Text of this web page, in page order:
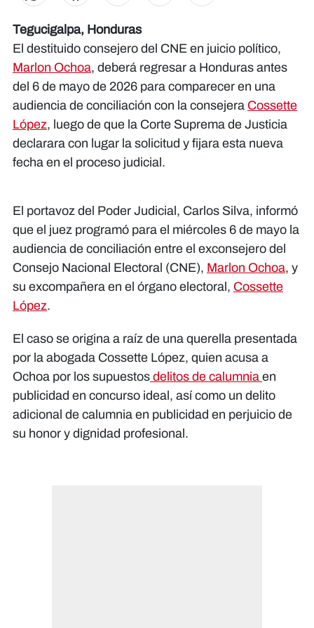
Tegucigalpa, Honduras
El destituido consejero del CNE en juicio político,
Marlon Ochoa, deberá regresar a Honduras antes
del 6 de mayo de 2026 para comparecer en una
audiencia de conciliación con la consejera Cossette
López, luego de que la Corte Suprema de Justicia
declarara con lugar la solicitud y fijara esta nueva
fecha en el proceso judicial.
El portavoz del Poder Judicial, Carlos Silva, informó
que el juez programó para el miércoles 6 de mayo la
audiencia de conciliación entre el exconsejero del
Consejo Nacional Electoral (CNE), Marlon Ochoa, y
su excompañera en el órgano electoral, Cossette
López.
El caso se origina a raíz de una querella presentada
por la abogada Cossette López, quien acusa a
Ochoa por los supuestos delitos de calumnia en
publicidad en concurso ideal, así como un delito
adicional de calumnia en publicidad en perjuicio de
su honor y dignidad profesional.